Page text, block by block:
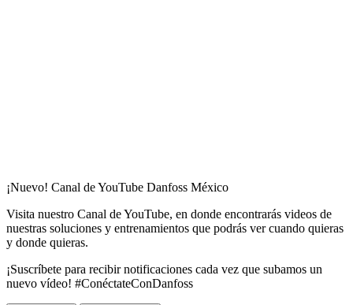
¡Nuevo! Canal de YouTube Danfoss México
Visita nuestro Canal de YouTube, en donde encontrarás videos de
nuestras soluciones y entrenamientos que podrás ver cuando quieras
y donde quieras.
¡Suscríbete para recibir notificaciones cada vez que subamos un
nuevo vídeo! #ConéctateConDanfoss